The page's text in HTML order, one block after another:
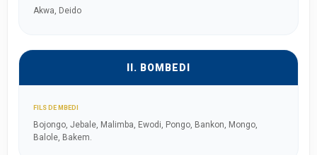
Akwa, Deido
II. BOMBEDI
FILS DE MBEDI
Bojongo, Jebale, Malimba, Ewodi, Pongo, Bankon, Mongo,
Balole, Bakem.